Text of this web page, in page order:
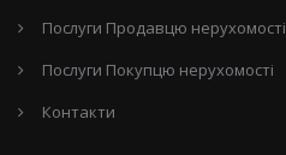
Послуги Продавцю нерухомості
Послуги Покупцю нерухомості
Контакти